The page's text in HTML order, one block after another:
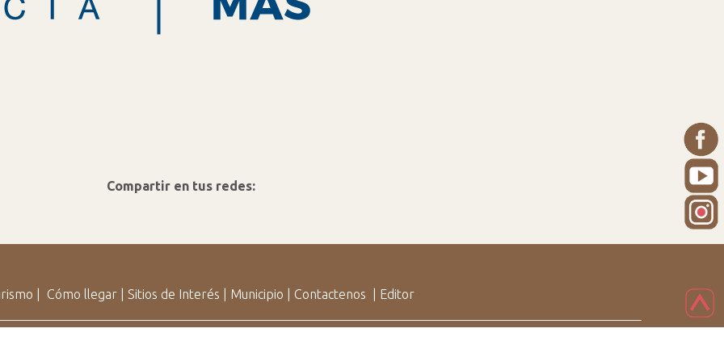
Compartir en tus redes:
Cómo llegar Sitios de Interés Municipio Contactenos Editor